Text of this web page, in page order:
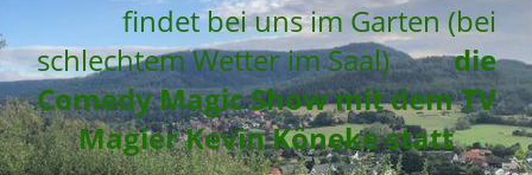
findet bei uns im Garten (bei
schlechtem Wetter im Saal)die
Comedy Magic Show mit dem TV
Magier Kevin Köneke statt